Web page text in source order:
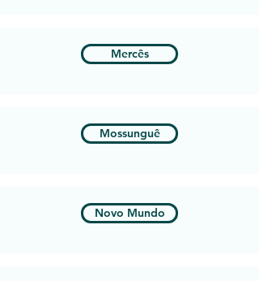
Mercês
Mossunguê
Novo Mundo